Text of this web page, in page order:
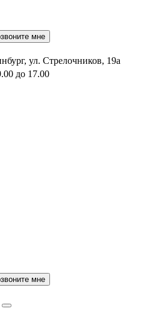
мне
ул. Стрелочников, 19а
до 17.00
мне